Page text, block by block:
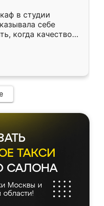
в студии
себе
когда качеством
кухня уже почти
ТАКСИ
САЛОНА
Москвы и
области!